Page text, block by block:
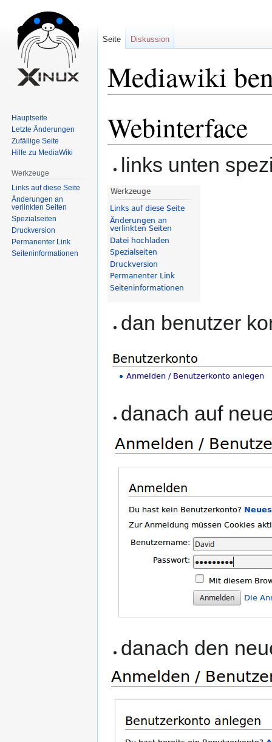
Mediawiki
Navigation
springen
Suche
springen
Webinterface
links unten
dan benutzer
danach auf
danach den
Seite Diskussion
Hauptseite
Letzte Änderungen
Zufällige Seite
Hilfe zu MediaWiki
Werkzeuge
Links auf diese Seite
Änderungen an
verlinkten Seiten
Spezialseiten
Druckversion
Permanenter Link
Seiten­informationen